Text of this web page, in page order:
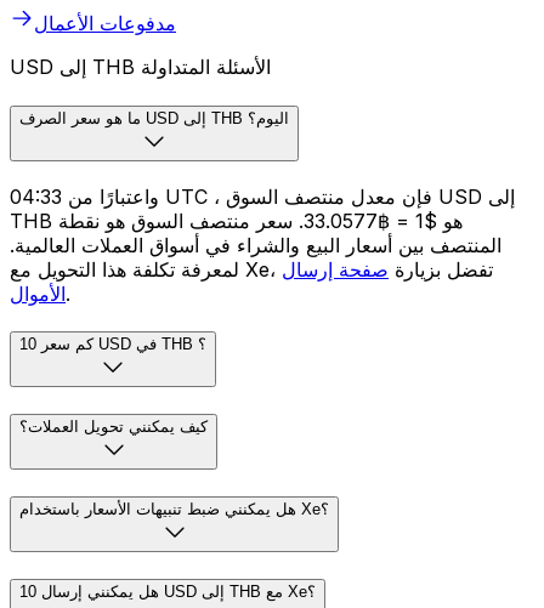
مدفوعات الأعمال
USD إلى THB الأسئلة المتداولة
ما هو سعر الصرف USD إلى THB اليوم؟
واعتبارًا من 04:33 UTC ، فإن معدل منتصف السوق USD إلى
THB هو $1 = ฿33.0577. سعر منتصف السوق هو نقطة
المنتصف بين أسعار البيع والشراء في أسواق العملات العالمية.
لمعرفة تكلفة هذا التحويل مع Xe، تفضل بزيارة صفحة إرسال
الأموال.
كم سعر 10 USD في THB ؟
كيف يمكنني تحويل العملات؟
هل يمكنني ضبط تنبيهات الأسعار باستخدام Xe؟
هل يمكنني إرسال 10 USD إلى THB مع Xe؟